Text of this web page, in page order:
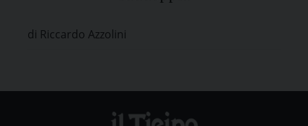
di Riccardo Azzolini